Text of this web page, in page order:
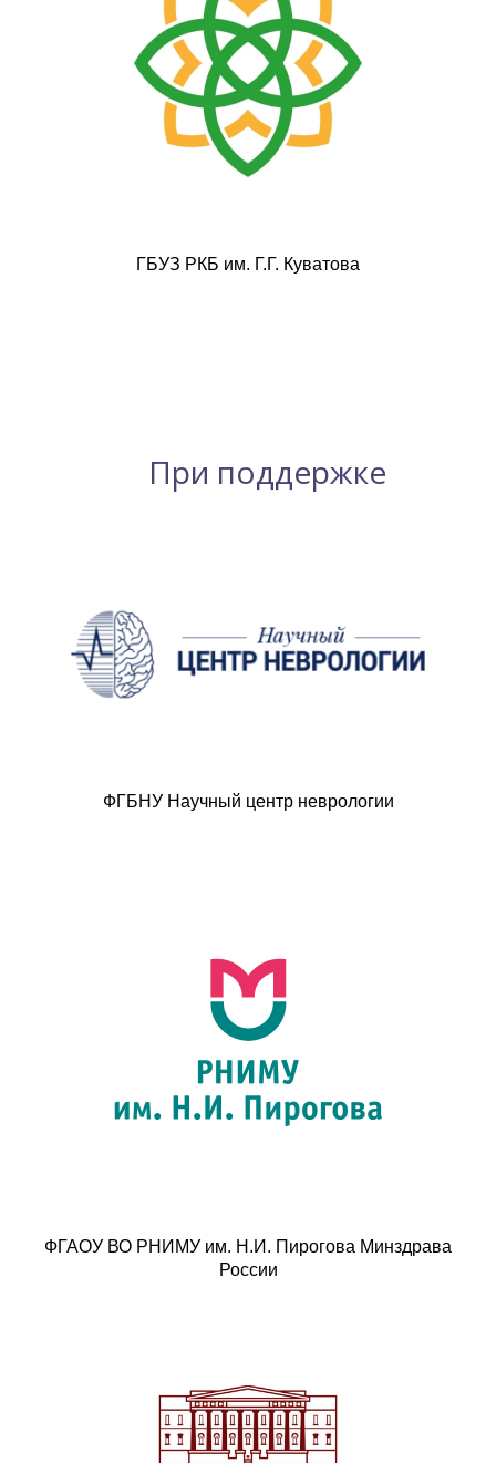
ГБУЗ РКБ им. Г.Г. Куватова
При поддержке
ФГБНУ Научный центр неврологии
ФГАОУ ВО РНИМУ им. Н.И. Пирогова Минздрава
России